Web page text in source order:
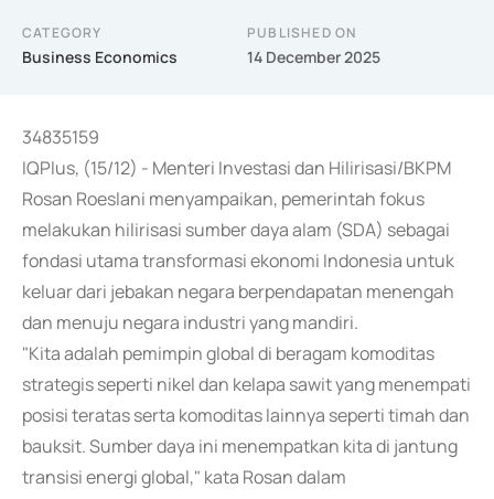
CATEGORY
Business Economics
PUBLISHED ON
14 December 2025
34835159
IQPlus, (15/12) - Menteri Investasi dan Hilirisasi/BKPM
Rosan Roeslani menyampaikan, pemerintah fokus
melakukan hilirisasi sumber daya alam (SDA) sebagai
fondasi utama transformasi ekonomi Indonesia untuk
keluar dari jebakan negara berpendapatan menengah
dan menuju negara industri yang mandiri.
"Kita adalah pemimpin global di beragam komoditas
strategis seperti nikel dan kelapa sawit yang menempati
posisi teratas serta komoditas lainnya seperti timah dan
bauksit. Sumber daya ini menempatkan kita di jantung
transisi energi global," kata Rosan dalam